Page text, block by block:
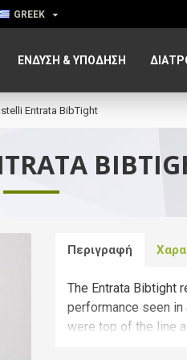
GREEK
ΈΝΔΥΣΗ & ΥΠΌΔΗΣΗ
Entrata BibTight
Περιγραφή
The Entrata Bibtight
performance seen
were top of the line